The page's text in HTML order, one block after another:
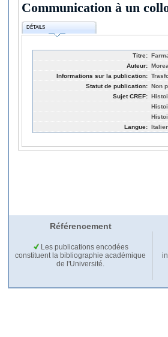
Communication à un
DÉTAILS
Titre:
Auteur:
Informations sur la publication:
Statut de publication: Non
Sujet CREF:
Langue:
Référencement
Les publications encodées
constituent la bibliographie académique
de l'Université.